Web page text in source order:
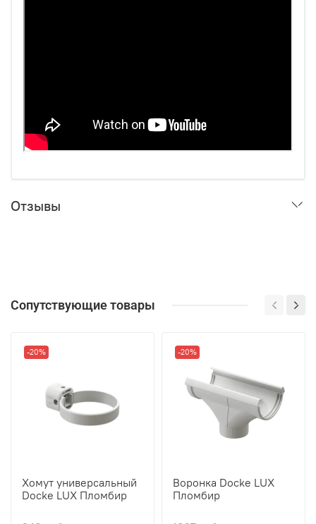
Отзывы
Сопутствующие товары
-20%
Хомут универсальный
Docke LUX Пломбир
-20%
Воронка Docke LUX
Пломбир